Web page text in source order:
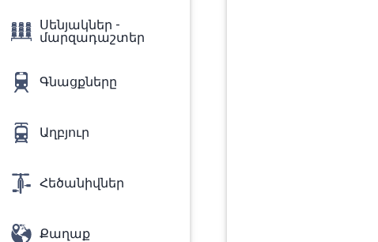
Սենյակներ -
մարզադաշտեր
Գնացքները
Աղբյուր
Հեծանիվներ
Քաղաք